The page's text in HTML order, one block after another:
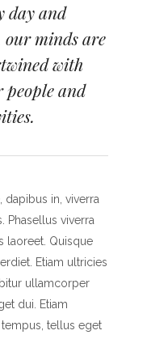
day and
our minds are
with
people and
in, viverra
Phasellus viverra
laoreet. Quisque
Etiam ultricies
ullamcorper
dui. Etiam
tellus eget